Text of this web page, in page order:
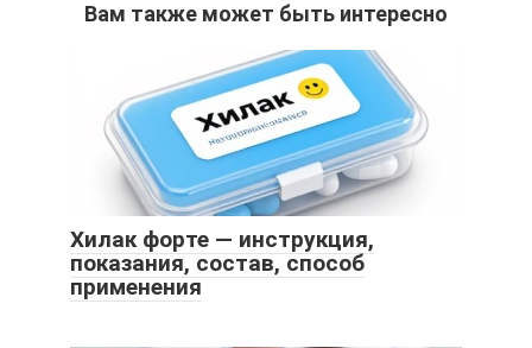
Вам также может быть интересно
Хилак форте — инструкция,
показания, состав, способ
применения